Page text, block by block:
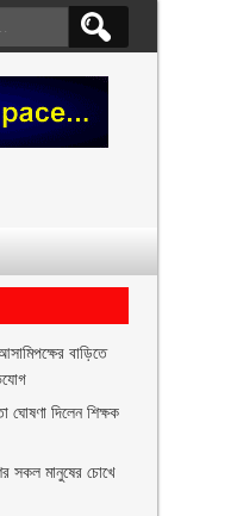
বাড়িতে
ঘোষণা দিলেন শিক্ষক
সকল মানুষের চোখে